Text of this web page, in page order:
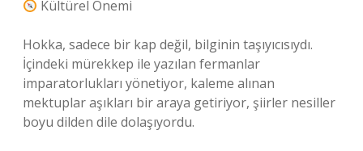
Kültürel Önemi
Hokka, sadece bir kap değil, bilginin taşıyıcısıydı.
İçindeki mürekkep ile yazılan fermanlar
imparatorlukları yönetiyor, kaleme alınan
mektuplar aşıkları bir araya getiriyor, şiirler nesiller
boyu dilden dile dolaşıyordu.